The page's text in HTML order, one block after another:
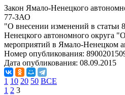
Закон Ямало-Ненецкого
77-ЗАО
"О внесении изменений в статьи
Ненецкого автономного округа
мероприятий в Ямало-Ненецком
Номер опубликования:
Дата опубликования: 08.09.2015
1 10 20 50 ВСЕ
1 2 3